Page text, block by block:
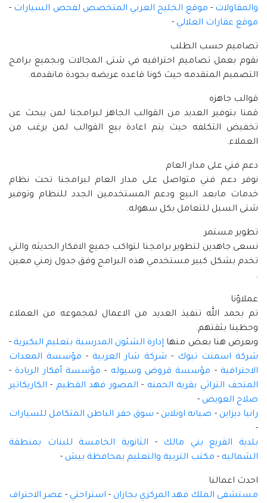
والمقاولات - موقع الخليج العربي المتخصص لفحص السيارات -
موقع عقارات العلالي -
تصاميم حسب الطلب
نقوم بعمل تصاميم احترافيه في شتى المجالات وبجميع برامج
التصميم المتقدمه حيث كونا قاعده عريضه بجودة مانقدمه.
قوالب جاهزه
قمنا بتوفير العديد من القوالب الجاهز لبرامجنا لمن يبحث عن
تخفيض التكلفه حيث يتم اعادة بيع القوالب لمن يرغب من
العملاء.
دعم فني على مدار العام
نوفر دعم فني متواصل على مدار العام لبرامجنا تحت نظام
خدمات مابعد البيع ودعم المستخدمين الجدد للنظام وتوفير
شتى السبل للتعامل بكل سهوله.
تطوير مستمر
نسعى جاهدين لتطوير برامجنا لتواكب جميع الافكار الحديثه والتي
تخدم بشكل كبير مستخدمي هذه البرامج وفق جدول زمني معين
.
عملاؤنا
تم بحمد الله تنفيذ العديد من الاعمال لمجموعه من العملاء
وحظينا بثقتهم.
ونعرض هنا بعض منها إدارة الشئون المدرسية بتعليم البكيرية -
شركة اسمنت تبوك- شركة شار العربية - مؤسسة المعدات
الاحترافية- مؤسسة قروض وسيوله - مؤسسة أفكار الريادة -
المتحف التراثي بقرية الحمنه - المصور فهد القطيم - الكاريكاتير
صلاح العويض -
رانيا ديزاين- صيانه اونلاين - سوق حفر الباطن المتكامل للسيارات
-
بلدية القريع بني مالك- الثانوية الخامسة للبنات بمنطقة
الشماليه - مكتب التربية والتعليم بمحافظة بيش -
احدث اعمالنا
مستشفى الملك فهد المركزي بجازان - استراحتي - عصر الاحتراف